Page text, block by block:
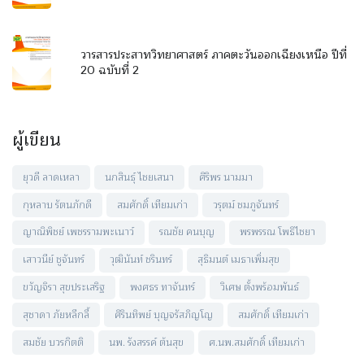
วารสารประสาทวิทยาศาสตร์ ภาคตะวันออกเฉียงเหนือ ปีที่
20 ฉบับที่ 2
ผู้เขียน
ยุวดี ลาดเหลา นกสินธุ์ ไชยเสนา
ศิริพร นามมา
กุหลาบ รัตนภักดี
สมศักดิ์ เทียมเก่า
วรุตม์ ชมภูจันทร์
ญาณิพิชย์ เพชรรามพะเนาว์
รณชัย คนบุญ
พรพรรณ โพธิไชยา
เสาวนีย์ ชูจันทร์
วุฒินันท์ ชรินทร์
สุธิมนต์ เมธาเพิ่มสุข
ขวัญจิรา สุขประเสริฐ
พงศธร ทาจันทร์
วิเศษ ตั้งพร้อมพันธ์
สุชาดา ภัยหลีกลี้
ศิรินทิพย์ บุญจรัสภิญโญ
สมศักดิ์ เทียมเก่า
สมชัย บวรกิตติ
นพ. รังสรรค์ ต้นสุข
ศ.นพ.สมศักดิ์ เทียมเก่า